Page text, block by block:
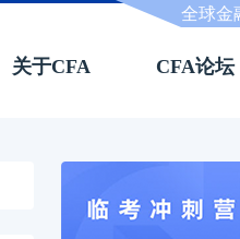
全球金
关于CFA CFA论坛